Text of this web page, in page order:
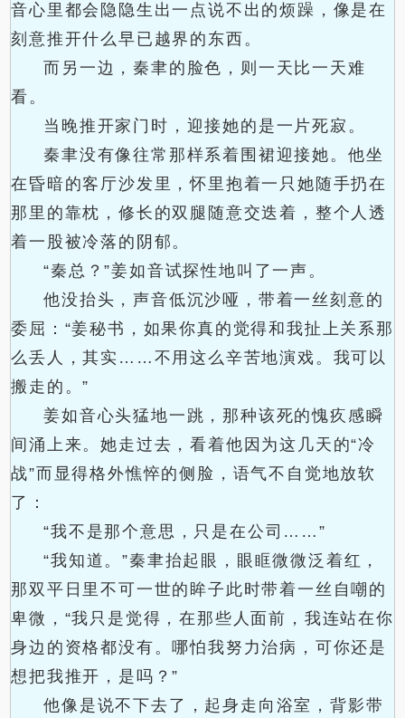
音心里都会隐隐生出一点说不出的烦躁，像是在
刻意推开什么早已越界的东西。
而另一边，秦聿的脸色，则一天比一天难
看。
当晚推开家门时，迎接她的是一片死寂。
秦聿没有像往常那样系着围裙迎接她。他坐
在昏暗的客厅沙发里，怀里抱着一只她随手扔在
那里的靠枕，修长的双腿随意交迭着，整个人透
着一股被冷落的阴郁。
“秦总？”姜如音试探性地叫了一声。
他没抬头，声音低沉沙哑，带着一丝刻意的
委屈：“姜秘书，如果你真的觉得和我扯上关系那
么丢人，其实……不用这么辛苦地演戏。我可以
搬走的。”
姜如音心头猛地一跳，那种该死的愧疚感瞬
间涌上来。她走过去，看着他因为这几天的“冷
战”而显得格外憔悴的侧脸，语气不自觉地放软
了：
“我不是那个意思，只是在公司……”
“我知道。”秦聿抬起眼，眼眶微微泛着红，
那双平日里不可一世的眸子此时带着一丝自嘲的
卑微，“我只是觉得，在那些人面前，我连站在你
身边的资格都没有。哪怕我努力治病，可你还是
想把我推开，是吗？”
他像是说不下去了，起身走向浴室，背影带